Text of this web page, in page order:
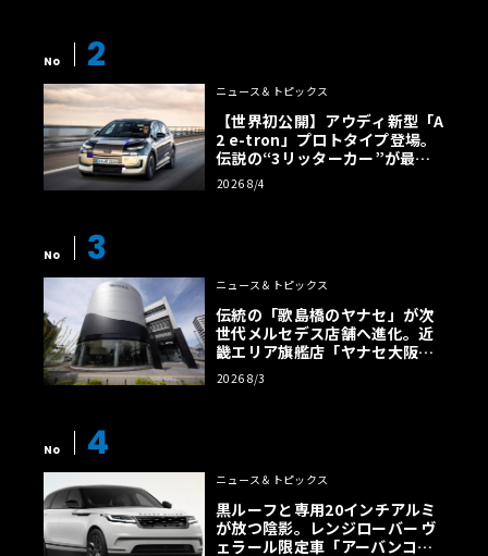
No 2
ニュース＆トピックス
【世界初公開】アウディ新型「A
2 e-tron」プロトタイプ登場。
伝説の“3リッターカー”が最高
効率エントリーBEVとして復活
【画像38枚】
2026 8/4
No 3
ニュース＆トピックス
伝統の「歌島橋のヤナセ」が次
世代メルセデス店舗へ進化。近
畿エリア旗艦店「ヤナセ大阪支
店」がリニューアル
2026 8/3
No 4
ニュース＆トピックス
黒ルーフと専用20インチアルミ
が放つ陰影。レンジローバー ヴ
ェラール限定車「アーバンコン